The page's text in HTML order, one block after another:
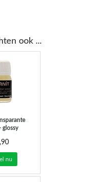
ook ...
glossy
nu